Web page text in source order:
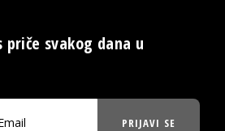
svakog dana u
PRIJAVI SE